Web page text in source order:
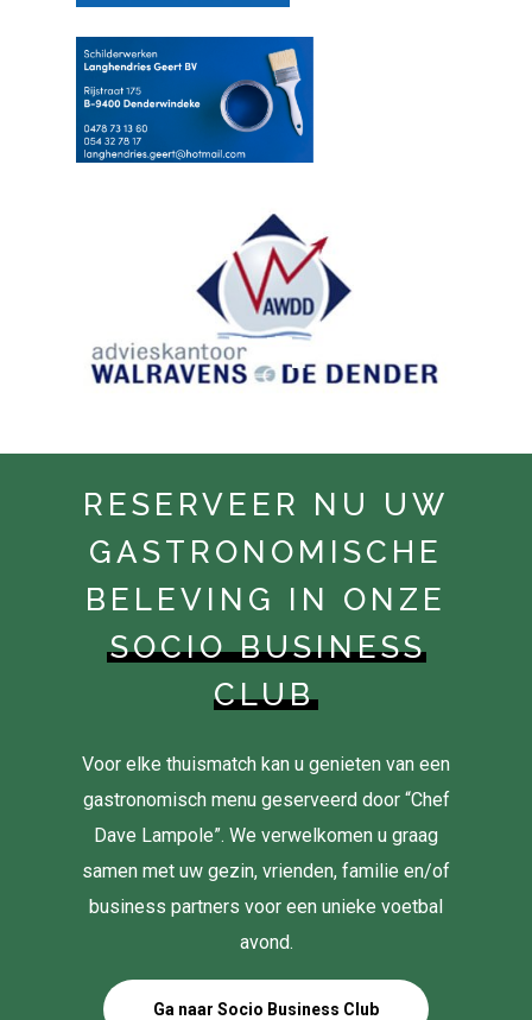
RESERVEER NU UW
GASTRONOMISCHE
BELEVING IN ONZE
SOCIO BUSINESS
CLUB
Voor elke thuismatch kan u genieten van een
gastronomisch menu geserveerd door “Chef
Dave Lampole”. We verwelkomen u graag
samen met uw gezin, vrienden, familie en/of
business partners voor een unieke voetbal
avond.
Ga naar Socio Business Club